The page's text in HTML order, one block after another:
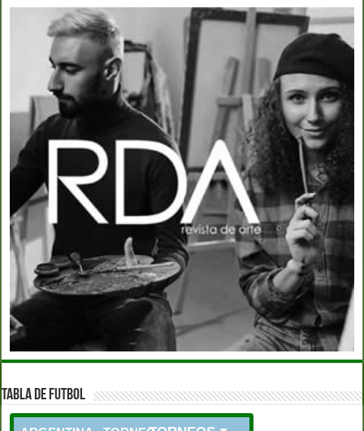
TABLA DE FUTBOL